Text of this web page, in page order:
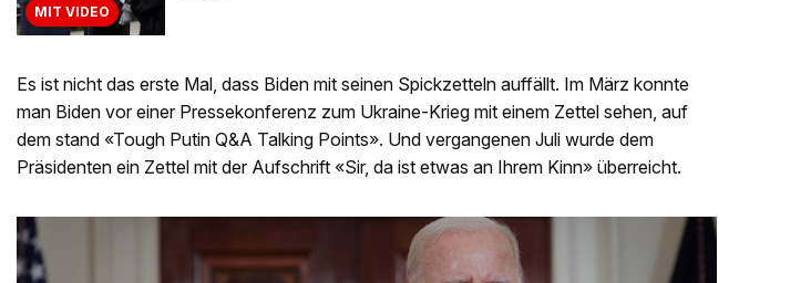
MIT VIDEO
Es ist nicht das erste Mal, dass Biden mit seinen Spickzetteln auffällt. Im März konnte
man Biden vor einer Pressekonferenz zum Ukraine-Krieg mit einem Zettel sehen, auf
dem stand «Tough Putin Q&A Talking Points». Und vergangenen Juli wurde dem
Präsidenten ein Zettel mit der Aufschrift «Sir, da ist etwas an Ihrem Kinn» überreicht.